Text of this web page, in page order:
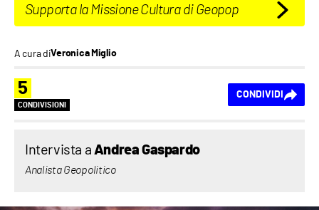
Supporta la Missione Cultura di Geopop
A cura diVeronica Miglio
5
CONDIVISIONI
CONDIVIDI
Intervista a Andrea Gaspardo
Analista Geopolitico